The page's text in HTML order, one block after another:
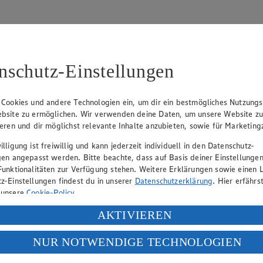
Fickert (Vorstandsmitglied), Jürgen Mäder
gewährt Ihnen jedoch das Recht, den auf dieser Website
und Vervielfältigung von Bildmaterial oder Grafiken aus
verantwortlich. Firma und Anschriften unserer
hin, dass wir nicht an einem Streitbeilegungsverfahren vor einer
Einstellungen
und andere Technologien ein, um dir ein bestmögliches
zu ermöglichen. Wir verwenden deine Daten, um unsere Website zu
und dir möglichst relevante Inhalte anzubieten, sowie für
ist freiwillig und kann jederzeit individuell in den Datenschutz-
angepasst werden. Bitte beachte, dass auf Basis deiner
zur Verfügung stehen. Weitere Erklärungen sowie einen
Einstellungen findest du in unserer Datenschutzerklärung. Hier
Cookie-Policy.
deiner personenbezogenen Daten in den USA durch Facebook und
„Aktivieren“ klickst, willigst du im Sinne des Art. 49 Abs. 1 Satz 1 lit.
Daten in den USA verarbeitet werden. Der EuGH sieht die USA als
europäischen Standards nicht angemessenen Datenschutzniveau an. Es
AKTIVIEREN
NUR NOTWENDIGE TECHNOLOGIEN